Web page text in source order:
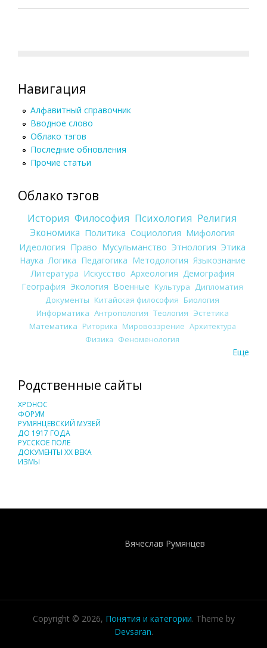
Навигация
Алфавитный справочник
Вводное слово
Облако тэгов
Последние обновления
Прочие статьи
Облако тэгов
История Философия Психология Религия
Экономика Политика Социология Мифология
Идеология Право Мусульманство Этнология Этика
Наука Логика Педагогика Методология Языкознание
Литература Искусство Археология Демография
География Экология Военные Культура
Дипломатия
Документы Китайская философия Биология
Информатика Антропология Теология Эстетика
Математика Риторика Мировоззрение Архитектура
Физика Феноменология
Еще
Родственные сайты
ХРОНОС
ФОРУМ
РУМЯНЦЕВСКИЙ МУЗЕЙ
ДО 1917 ГОДА
РУССКОЕ ПОЛЕ
ДОКУМЕНТЫ XX ВЕКА
ИЗМЫ
Вячеслав Румянцев
Copyright © 2026, Понятия и категории. Theme by
Devsaran.